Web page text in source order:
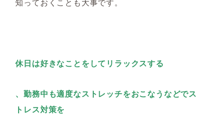
休日は好きなことをしてリラックスする
、勤務中も適度なストレッチをおこなうなどでス
トレス対策を